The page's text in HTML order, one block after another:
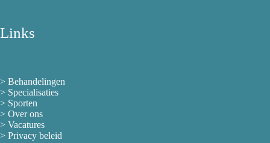
Links
> Behandelingen
> Specialisaties
> Sporten
> Over ons
> Vacatures
> Privacy beleid